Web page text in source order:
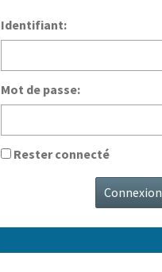
Identifiant:
Mot de passe:
Rester connecté
Connexion